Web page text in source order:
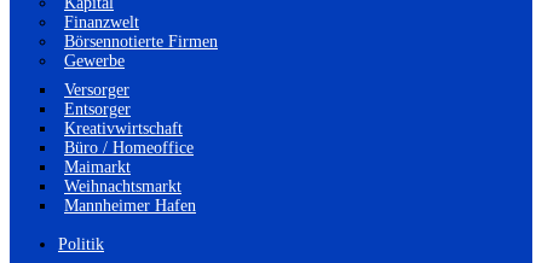
Finanzwelt
Börsennotierte Firmen
Gewerbe
Versorger
Entsorger
Kreativwirtschaft
Büro / Homeoffice
Maimarkt
Weihnachtsmarkt
Mannheimer Hafen
Politik